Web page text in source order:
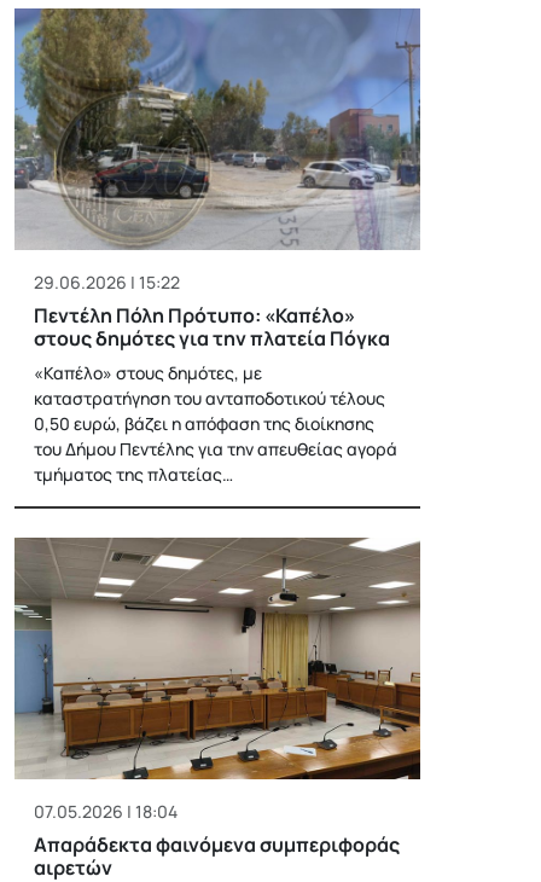
29.06.2026 | 15:22
Πεντέλη Πόλη Πρότυπο: «Καπέλο»
στους δημότες για την πλατεία Πόγκα
«Καπέλο» στους δημότες, με
καταστρατήγηση του ανταποδοτικού τέλους
0,50 ευρώ, βάζει η απόφαση της διοίκησης
του Δήμου Πεντέλης για την απευθείας αγορά
τμήματος της πλατείας…
07.05.2026 | 18:04
Aπαράδεκτα φαινόμενα συμπεριφοράς
αιρετών